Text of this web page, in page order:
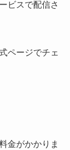
ビスで配信さ
ページでチェ
金がかかりま